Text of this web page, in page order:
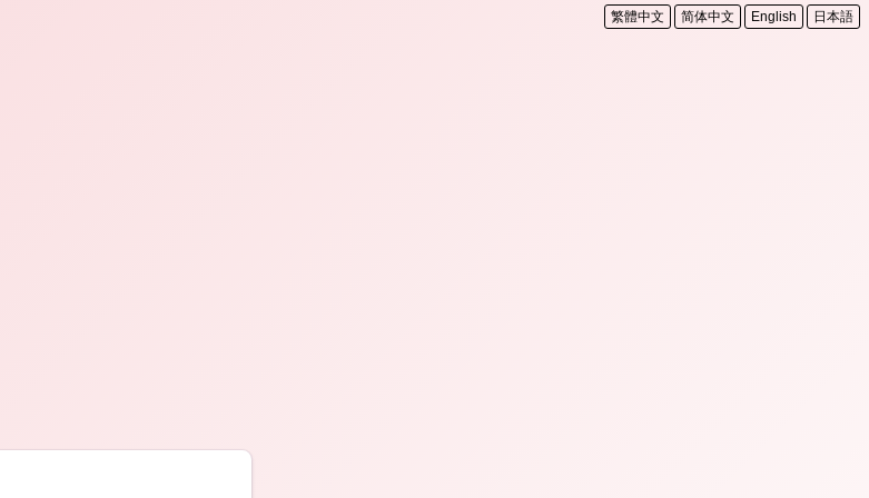
繁體中文 简体中文 English 日本語